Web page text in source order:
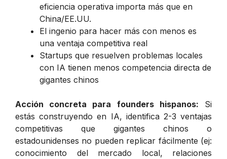
eficiencia operativa importa más que en
China/EE.UU.
El ingenio para hacer más con menos es
una ventaja competitiva real
Startups que resuelven problemas locales
con IA tienen menos competencia directa de
gigantes chinos
Acción concreta para founders hispanos: Si
estás construyendo en IA, identifica 2-3 ventajas
competitivas que gigantes chinos o
estadounidenses no pueden replicar fácilmente (ej:
conocimiento del mercado local, relaciones